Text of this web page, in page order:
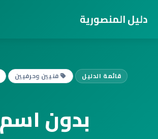
دليل المنصورية
قائمة الدليل فنيين وحرفيين
بدون اسم